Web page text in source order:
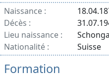
Naissance :
Décès :
Lieu naissance :
Nationalité :
Suisse
Formation